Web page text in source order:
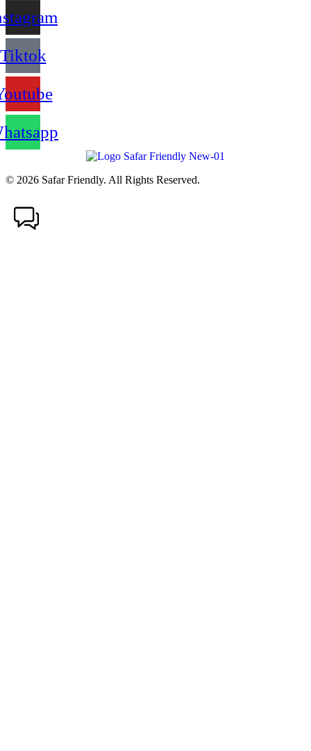
Tiktok
© 2026 Safar Friendly. All Rights Reserved.